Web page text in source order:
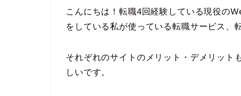
こんにちは！転職4回経験している現役の
をしている私が使っている転職サービス、
それぞれのサイトのメリット・デメリット
しいです。